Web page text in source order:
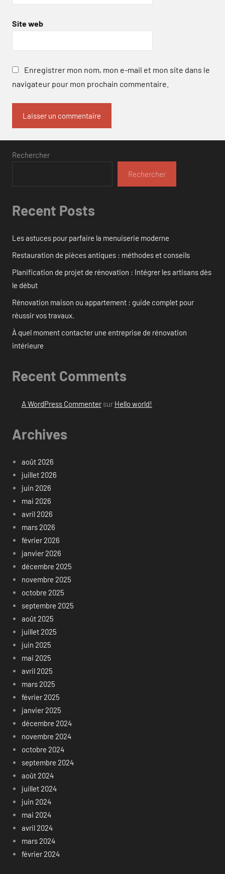
Site web
Enregistrer mon nom, mon e-mail et mon site dans le
navigateur pour mon prochain commentaire.
Rechercher
Rechercher
Recent Posts
Les astuces pour parfaire la menuiserie moderne
Restauration de pièces antiques : méthodes et conseils
Planification de projet de rénovation : Intégrer les artisans dès
le début
Rénovation maison ou appartement : guide complet pour
réussir vos travaux.
À quel moment contacter une entreprise de rénovation
intérieure
Recent Comments
A WordPress Commentersur Hello world!
Archives
août 2026
juillet 2026
juin 2026
mai 2026
avril 2026
mars 2026
février 2026
janvier 2026
décembre 2025
novembre 2025
octobre 2025
septembre 2025
août 2025
juillet 2025
juin 2025
mai 2025
avril 2025
mars 2025
février 2025
janvier 2025
décembre 2024
novembre 2024
octobre 2024
septembre 2024
août 2024
juillet 2024
juin 2024
mai 2024
avril 2024
mars 2024
février 2024